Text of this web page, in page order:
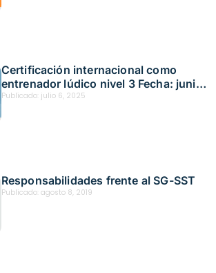
Certificación internacional como
entrenador lúdico nivel 3 Fecha: junio
18, 2025
Publicado: julio 6, 2025
Responsabilidades frente al SG-SST
Publicado: agosto 8, 2019